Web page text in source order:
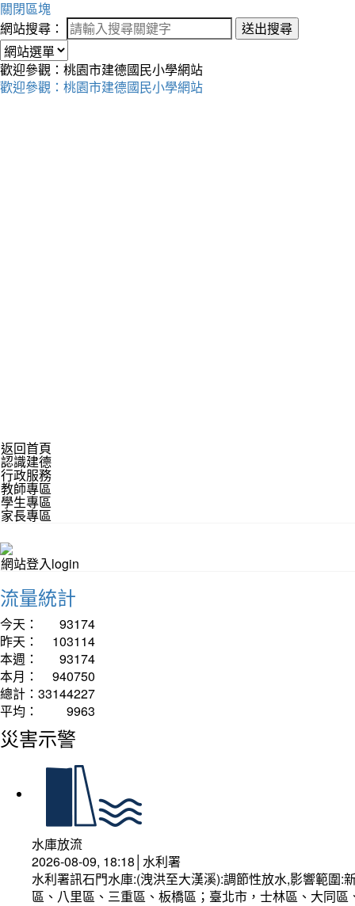
關閉區塊
網站搜尋：
送出搜尋
歡迎參觀：桃園市建德國民小學網站
歡迎參觀：桃園市建德國民小學網站
返回首頁
認識建德
行政服務
教師專區
學生專區
家長專區
網站登入login
流量統計
今天：
93174
昨天：
103114
本週：
93174
本月：
940750
總計： 33144227
平均：
9963
災害示警
水庫放流
2026-08-09, 18:18│水利署
水利署訊石門水庫:(洩洪至大漢溪):調節性放水,影響範圍
區、八里區、三重區、板橋區；臺北市，士林區、大同